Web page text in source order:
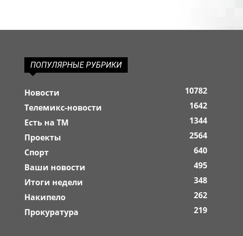
ПОПУЛЯРНЫЕ РУБРИКИ
Новости
10782
Телемикс-новости
1642
Есть на ТМ
1344
Проекты
2564
Спорт
640
Ваши новости
495
Итоги недели
348
Накипело
262
Прокуратура
219